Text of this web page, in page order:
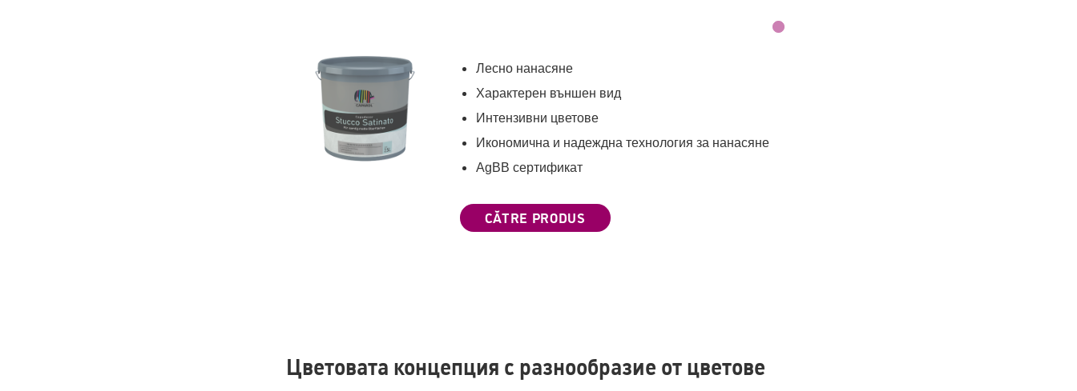
Характерен външен вид
Интензивни цветове
Икономична и надеждна технология за нанасяне
AgBB сертификат
Широката гама от нюанси чрез ColorExpress не поставя ограничения по отношение на възможностите за индивидуално